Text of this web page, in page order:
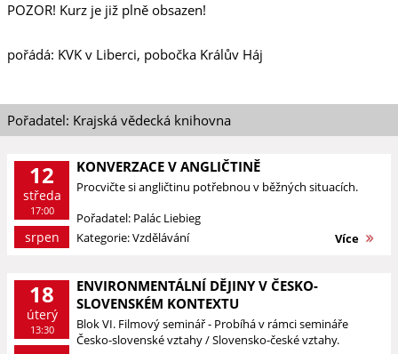
POZOR! Kurz je již plně obsazen!
pořádá: KVK v Liberci, pobočka Králův Háj
Pořadatel: Krajská vědecká knihovna
12
středa
17:00
srpen
KONVERZACE V ANGLIČTINĚ
Procvičte si angličtinu potřebnou v běžných situacích.
Pořadatel: Palác Liebieg
Kategorie: Vzdělávání
Více
18
úterý
13:30
ENVIRONMENTÁLNÍ DĚJINY V ČESKO-
SLOVENSKÉM KONTEXTU
Blok VI. Filmový seminář - Probíhá v rámci semináře
Česko-slovenské vztahy / Slovensko-české vztahy.